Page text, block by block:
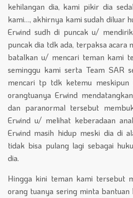
kehilangan dia, kami pikir dia
kami…, akhirnya kami sudah diluar
Erwind sudh di puncak u/
puncak dia tdk ada, terpaksa acara
batalkan u/ mencari teman kami
seminggu kami serta Team SAR
mencari tp tdk ketemu meskipun
orangtuanya Erwind
dan paranormal tersebut
Erwind u/ melihat keberadaan
Erwind masih hidup meski dia di
tidak bisa pulang lagi sebagai
dia.
Hingga kini teman kami tersebut
orang tuanya sering minta bantuan